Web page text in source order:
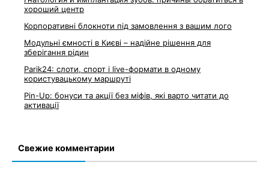
хороший центр
Корпоративні блокноти під замовлення з вашим лого
Модульні ємності в Києві – надійне рішення для
зберігання рідин
Parik24: слоти, спорт і live-формати в одному
користувацькому маршруті
Pin-Up: бонуси та акції без міфів, які варто читати до
активації
Свежие комментарии